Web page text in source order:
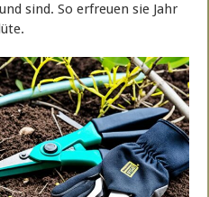
sind. So erfreuen sie Jahr